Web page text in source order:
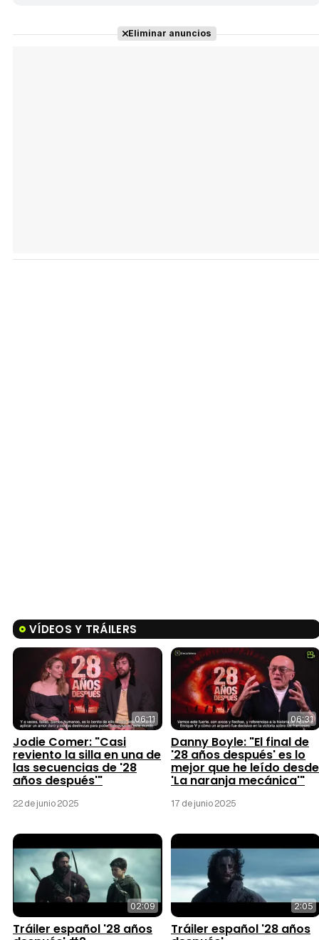
Eliminar anuncios
VÍDEOS Y TRÁILERS
06:11
Jodie Comer: "Casi
reviento la silla en una de
las secuencias de '28
años después'"
22 de junio 2025
06:31
Danny Boyle: "El final de
'28 años después' es lo
mejor que he leído desde
'La naranja mecánica'"
17 de junio 2025
02:09
Tráiler español '28 años
2:05
Tráiler español '28 años